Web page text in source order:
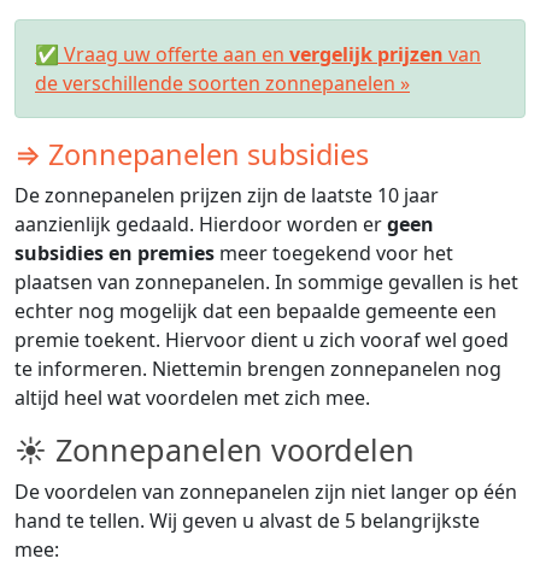
✅ Vraag uw offerte aan en vergelijk prijzen van
de verschillende soorten zonnepanelen »
⇒ Zonnepanelen subsidies
De zonnepanelen prijzen zijn de laatste 10 jaar
aanzienlijk gedaald. Hierdoor worden ergeen
subsidies en premies meer toegekend voor het
plaatsen van zonnepanelen. In sommige gevallen is het
echter nog mogelijk dat een bepaalde gemeente een
premie toekent. Hiervoor dient u zich vooraf wel goed
te informeren. Niettemin brengen zonnepanelen nog
altijd heel wat voordelen met zich mee.
☀ Zonnepanelen voordelen
De voordelen van zonnepanelen zijn niet langer op één
hand te tellen. Wij geven u alvast de 5 belangrijkste
mee: